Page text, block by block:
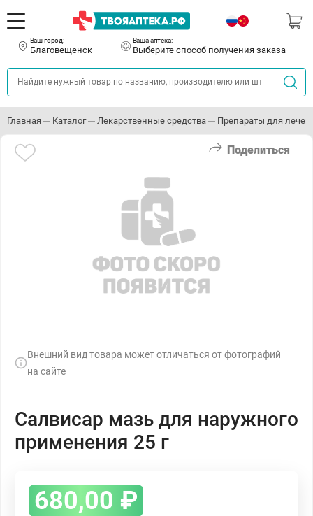
Ваш город:
Благовещенск
Ваша аптека:
Выберите способ получения заказа
Главная Каталог Лекарственные средства Препараты для
Поделиться
Внешний вид товара может отличаться от фотографий
на сайте
Салвисар мазь для наружного
применения 25 г
680,00 ₽